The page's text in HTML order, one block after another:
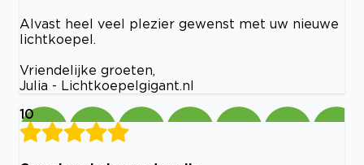
Alvast heel veel plezier gewenst met uw nieuwe
lichtkoepel.
Vriendelijke groeten,
Julia - Lichtkoepelgigant.nl
10